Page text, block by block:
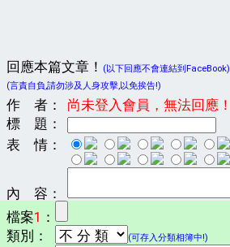
回應本篇文章！
(以下回應不會連結到FaceBook)
(言責自負,請勿涉及人身攻擊,以免挨告!)
作 者：
尚未登入會員，無法回應！
標 題：
表 情：
內 容：
檔案1 ：
類別：
(可存入分類相簿中!)